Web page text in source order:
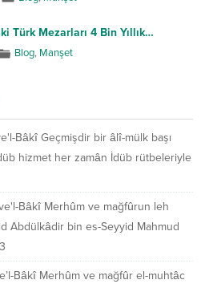
Türk Mezarları 4 Bin Yıllık…
Blog, Manşet
Bâkî Geçmişdir bir âlî-mülk başı
hizmet her zamân İdüb rütbeleriyle
Bâkî Merhûm ve mağfûrun leh
Abdülkâdir bin es-Seyyid Mahmud
Bâkî Merhûm ve mağfûr el-muhtâc